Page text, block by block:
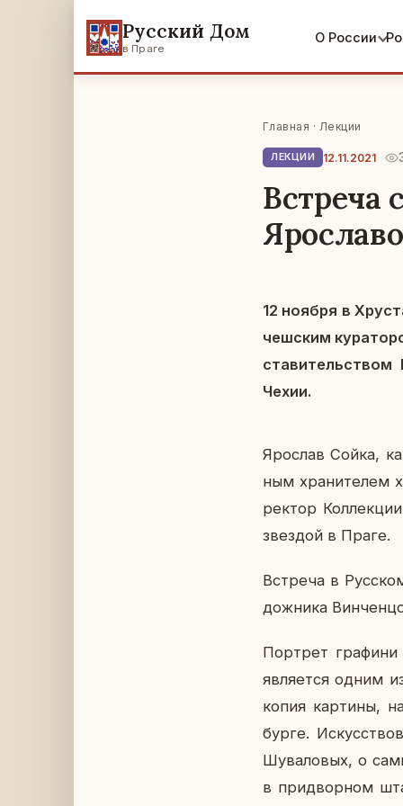
Русский Дом
в Праге
О России
Главная · Лекции
ЛЕКЦИИ 12.11.2021
Встреча
12 ноября в
чеш­ским
Чехии.
Яро­слав Сойка,
ным хра­ни­те­лем
рек­тор
звез­дой в Праге.
Встре­ча в
дож­ни­ка
Порт­рет
яв­ля­ет­ся одним
копия кар­ти­ны,
бур­ге.
Шу­ва­ло­вых, о
в при­двор­ном